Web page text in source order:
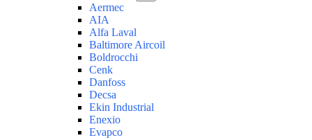
Aermec
AIA
Alfa Laval
Baltimore Aircoil
Boldrocchi
Cenk
Danfoss
Decsa
Ekin Industrial
Enexio
Evapco